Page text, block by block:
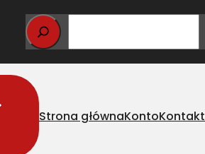
Strona głównaKontoKontakt
CL 750294.0 L=L